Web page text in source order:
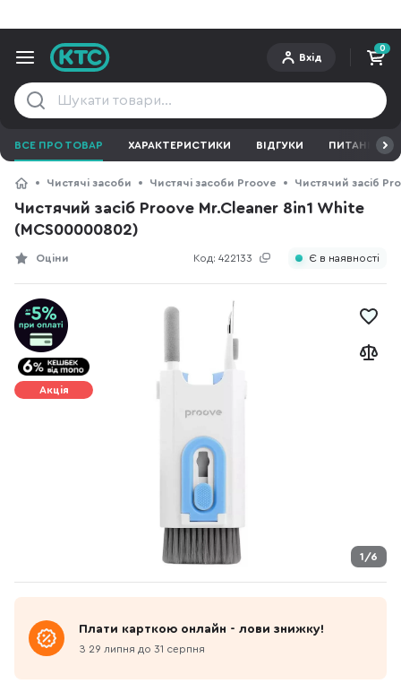
Вхід
0
ВСЕ ПРО ТОВАР ХАРАКТЕРИСТИКИ ВІДГУКИ ПИТАННЯ ТА
Чистячі засоби Чистячі засоби Proove Чистячий засіб
Чистячий засіб Proove Mr.Cleaner 8in1 White
(MCS00000802)
Код: 422133
Оціни Є в наявності
1/6
Акція
Плати карткою онлайн - лови знижку!
З 29 липня до 31 серпня